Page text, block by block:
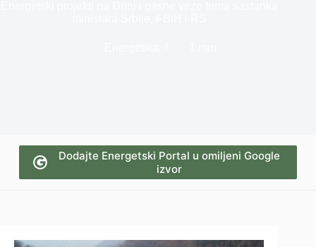
Dodajte Energetski Portal u omiljeni Google
izvor